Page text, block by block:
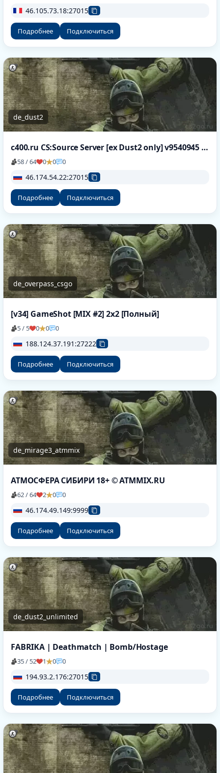
46.105.73.18:27015
Подробнее Подключиться
de_dust2
c400.ru CS:Source Server [ex Dust2 only] v9540945 [HLstatsX]
58 / 64 0 0 0
46.174.54.22:27015
Подробнее Подключиться
de_overpass_csgo
[v34] GameShot [MIX #2] 2x2 [Полный]
5 / 5 0 0 0
188.124.37.191:27222
Подробнее Подключиться
de_mirage3_atmmix
АТМОСФЕРА СИБИРИ 18+ © ATMMIX.RU
62 / 64 2 0 0
46.174.49.149:9999
Подробнее Подключиться
de_dust2_unlimited
FABRIKA | Deathmatch | Bomb/Hostage
35 / 52 1 0 0
194.93.2.176:27015
Подробнее Подключиться